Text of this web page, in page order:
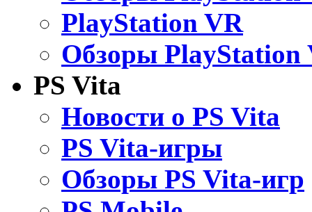
PlayStation VR
Обзоры PlayStation
PS Vita
Новости о PS Vita
PS Vita-игры
Обзоры PS Vita-игр